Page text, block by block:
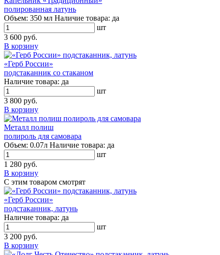
полированная латунь
Объем: 350 мл Наличие товара: да
шт
3 600 руб.
В корзину
«Герб России»
подстаканник со стаканом
Наличие товара: да
шт
3 800 руб.
В корзину
Металл полиш
полироль для самовара
Объем: 0.07л Наличие товара: да
шт
1 280 руб.
В корзину
С этим товаром смотрят
«Герб России»
подстаканник, латунь
Наличие товара: да
шт
3 200 руб.
В корзину